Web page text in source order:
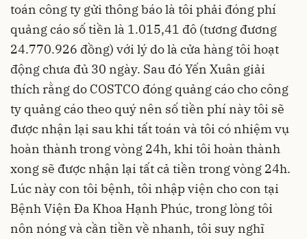
toán công ty gửi thông báo là tôi phải đóng phí
quảng cáo số tiền là 1.015,41 đô (tương đương
24.770.926 đồng) với lý do là cửa hàng tôi hoạt
động chưa đủ 30 ngày. Sau đó Yến Xuân giải
thích rằng do COSTCO đóng quảng cáo cho công
ty quảng cáo theo quý nên số tiền phí này tôi sẽ
được nhận lại sau khi tất toán và tôi có nhiệm vụ
hoàn thành trong vòng 24h, khi tôi hoàn thành
xong sẽ được nhận lại tất cả tiền trong vòng 24h.
Lúc này con tôi bệnh, tôi nhập viện cho con tại
Bệnh Viện Đa Khoa Hạnh Phúc, trong lòng tôi
nôn nóng và cần tiền về nhanh, tôi suy nghĩ